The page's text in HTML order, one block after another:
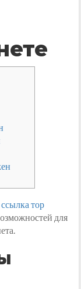
тор
для